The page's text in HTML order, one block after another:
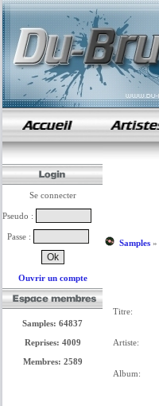
samples de rap
Se connecter
Pseudo :
Passe :
Ouvrir un compte
Samples: 64837
Reprises: 4009
Membres: 2589
Samples»
Titre:
Artiste:
Album: